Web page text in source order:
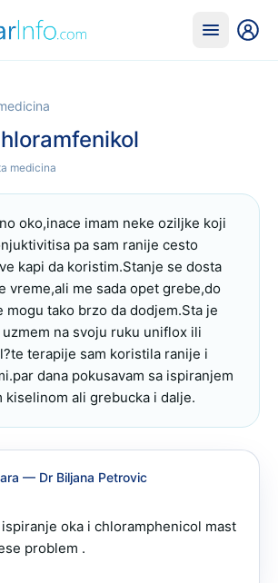
medicina
oko,inace imam neke oziljke koji
pa sam ranije cesto
kapi da koristim.Stanje se dosta
vreme,ali me sada opet grebe,do
mogu tako brzo da dodjem.Sta je
na svoju ruku uniflox ili
terapije sam koristila ranije i
dana pokusavam sa ispiranjem
kiselinom ali grebucka i dalje.
— Dr Biljana Petrovic
oka i chloramphenicol mast
problem .